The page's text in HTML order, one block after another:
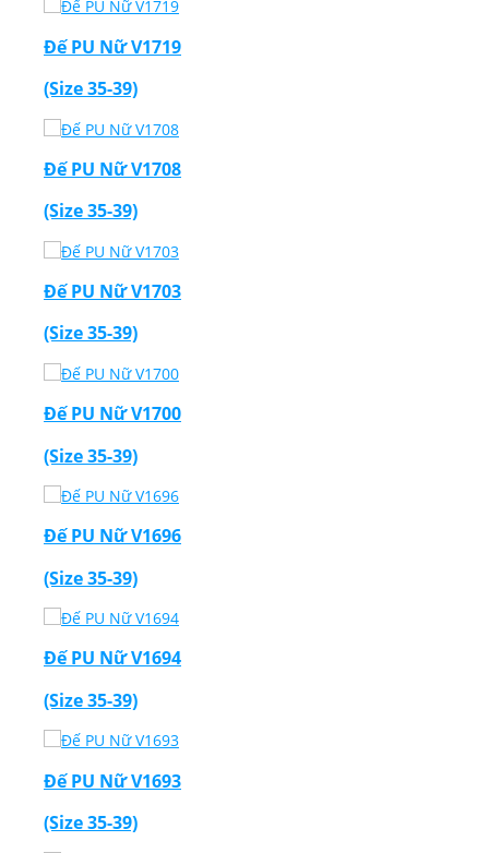
Đế PU Nữ V1719
(Size 35-39)
Đế PU Nữ V1708
(Size 35-39)
Đế PU Nữ V1703
(Size 35-39)
Đế PU Nữ V1700
(Size 35-39)
Đế PU Nữ V1696
(Size 35-39)
Đế PU Nữ V1694
(Size 35-39)
Đế PU Nữ V1693
(Size 35-39)